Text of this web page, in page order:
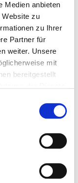
Medien anbieten
Website zu
zu Ihrer
Partner für
weiter. Unsere
mit
bereitgestellt
Berechnungen
der
zu beachten.